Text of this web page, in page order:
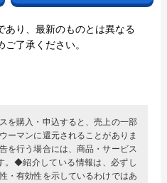
り、最新のものとは異なる
了承ください。
を購入・申込すると、売上の一部
ーマンに還元されることがありま
を行う場合には、商品・サービス
。◆紹介している情報は、必ずし
・有効性を示しているわけではあ